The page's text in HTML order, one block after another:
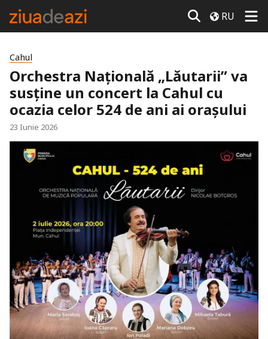
RU
Cahul
Orchestra Națională „Lăutarii” va
susține un concert la Cahul cu
ocazia celor 524 de ani ai orașului
23 Iunie 2026